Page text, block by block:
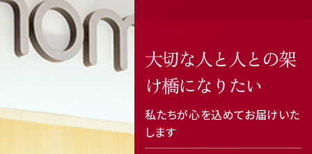
大切な人と人との架
け橋になりたい
私たちが心を込めてお届けいた
します